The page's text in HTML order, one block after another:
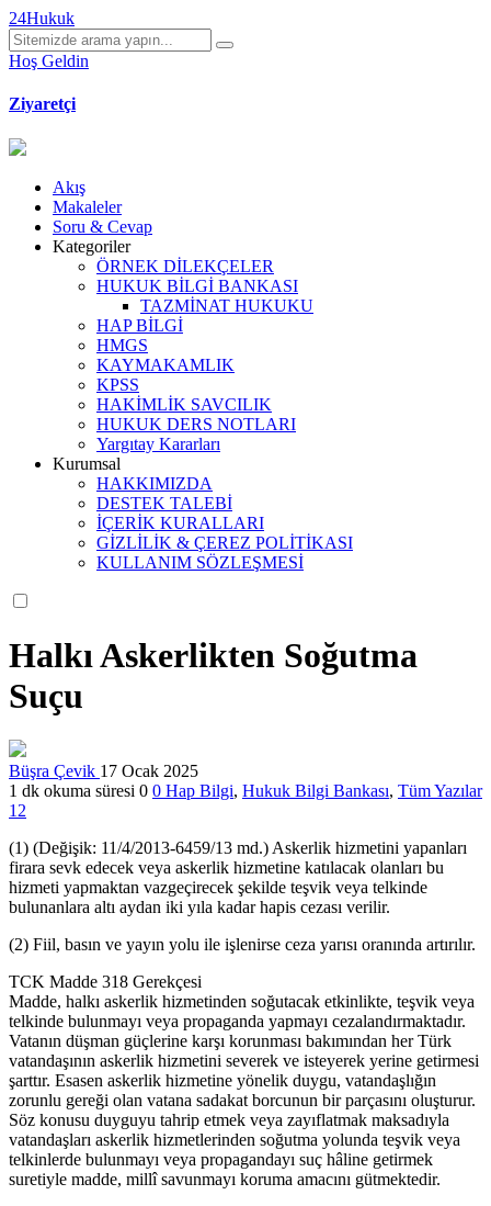
24Hukuk
Hoş Geldin
Ziyaretçi
Akış
Makaleler
Soru & Cevap
Kategoriler
ÖRNEK DİLEKÇELER
HUKUK BİLGİ BANKASI
TAZMİNAT HUKUKU
HAP BİLGİ
HMGS
KAYMAKAMLIK
KPSS
HAKİMLİK SAVCILIK
HUKUK DERS NOTLARI
Yargıtay Kararları
Kurumsal
HAKKIMIZDA
DESTEK TALEBİ
İÇERİK KURALLARI
GİZLİLİK & ÇEREZ POLİTİKASI
KULLANIM SÖZLEŞMESİ
Halkı Askerlikten Soğutma
Suçu
Büşra Çevik 17 Ocak 2025
1 dk okuma süresi 0 0 Hap Bilgi, Hukuk Bilgi Bankası, Tüm Yazılar
12
(1) (Değişik: 11/4/2013-6459/13 md.) Askerlik hizmetini yapanları
firara sevk edecek veya askerlik hizmetine katılacak olanları bu
hizmeti yapmaktan vazgeçirecek şekilde teşvik veya telkinde
bulunanlara altı aydan iki yıla kadar hapis cezası verilir.
(2) Fiil, basın ve yayın yolu ile işlenirse ceza yarısı oranında artırılır.
TCK Madde 318 Gerekçesi
Madde, halkı askerlik hizmetinden soğutacak etkinlikte, teşvik veya
telkinde bulunmayı veya propaganda yapmayı cezalandırmaktadır.
Vatanın düşman güçlerine karşı korunması bakımından her Türk
vatandaşının askerlik hizmetini severek ve isteyerek yerine getirmesi
şarttır. Esasen askerlik hizmetine yönelik duygu, vatandaşlığın
zorunlu gereği olan vatana sadakat borcunun bir parçasını oluşturur.
Söz konusu duyguyu tahrip etmek veya zayıflatmak maksadıyla
vatandaşları askerlik hizmetlerinden soğutma yolunda teşvik veya
telkinlerde bulunmayı veya propagandayı suç hâline getirmek
suretiyle madde, millî savunmayı koruma amacını gütmektedir.